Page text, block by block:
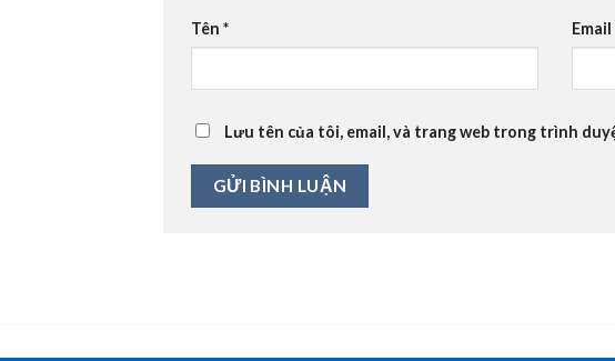
Tên * Email
Lưu tên của tôi, email, và trang web trong trình